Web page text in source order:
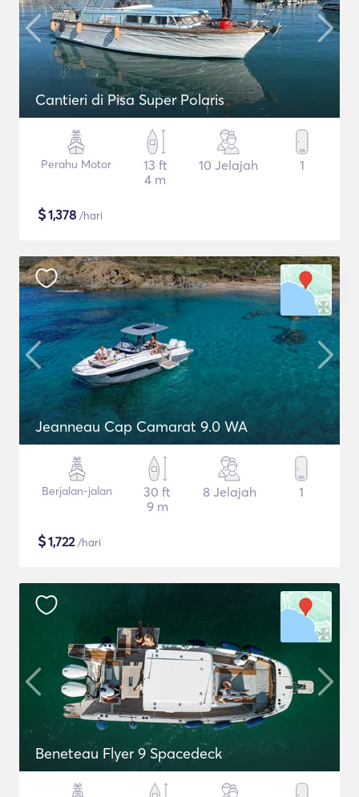
Cantieri di Pisa Super Polaris
Perahu Motor
13 ft
4 m
10 Jelajah 1
$1,378 /hari
Jeanneau Cap Camarat 9.0 WA
Berjalan-jalan
30 ft
9 m
8 Jelajah 1
$1,722/hari
Beneteau Flyer 9 Spacedeck